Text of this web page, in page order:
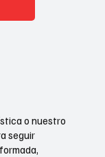
o nuestro
seguir